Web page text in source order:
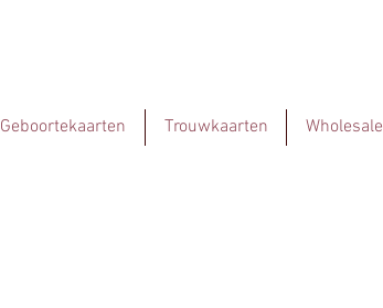
Geboortekaarten Trouwkaarten Wholesale